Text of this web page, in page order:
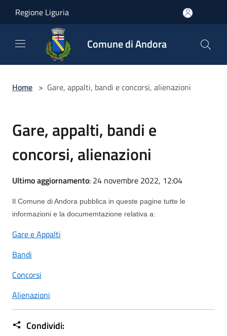
Regione Liguria
Comune di Andora
Home > Gare, appalti, bandi e concorsi, alienazioni
Gare, appalti, bandi e
concorsi, alienazioni
Ultimo aggiornamento: 24 novembre 2022, 12:04
Il Comune di Andora pubblica in queste pagine tutte le
informazioni e la documemtazione relativa a:
Gare e Appalti
Bandi
Concorsi
Alienazioni
Condividi: